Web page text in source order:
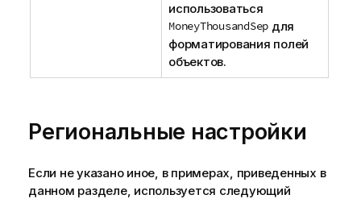
использоваться
MoneyThousandSep для
форматирования полей
объектов.
Региональные настройки
Если не указано иное, в примерах, приведенных в
данном разделе, используется следующий